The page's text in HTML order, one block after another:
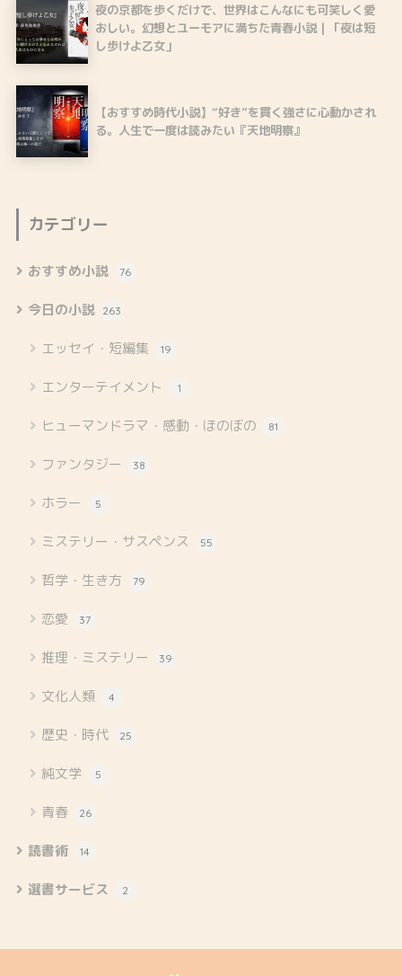
夜の京都を歩くだけで、世界はこんなにも可笑しく愛
おしい。幻想とユーモアに満ちた青春小説｜「夜は短
し歩けよ乙女」
【おすすめ時代小説】“好き”を貫く強さに心動かされ
る。人生で一度は読みたい『天地明察』
カテゴリー
おすすめ小説 76
今日の小説 263
エッセイ・短編集 19
エンターテイメント 1
ヒューマンドラマ・感動・ほのぼの 81
ファンタジー 38
ホラー 5
ミステリー・サスペンス 55
哲学・生き方 79
恋愛 37
推理・ミステリー 39
文化人類 4
歴史・時代 25
純文学 5
青春 26
読書術 14
選書サービス 2